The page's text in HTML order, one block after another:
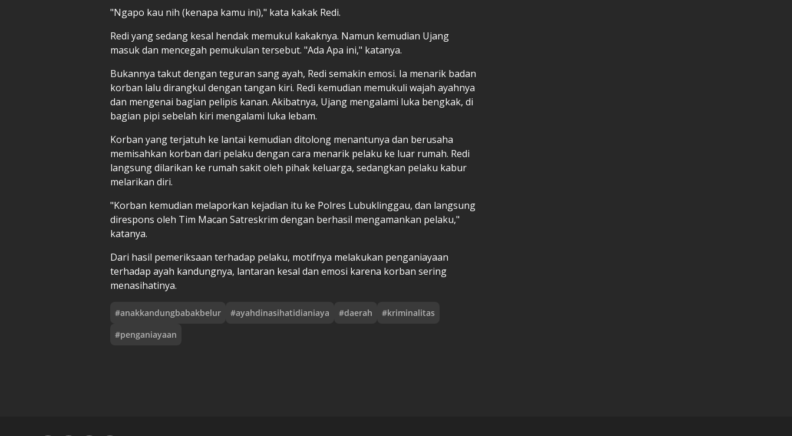
"Ngapo kau nih (kenapa kamu ini)," kata kakak Redi.
Redi yang sedang kesal hendak memukul kakaknya. Namun kemudian Ujang
masuk dan mencegah pemukulan tersebut. "Ada Apa ini," katanya.
Bukannya takut dengan teguran sang ayah, Redi semakin emosi. Ia menarik badan
korban lalu dirangkul dengan tangan kiri. Redi kemudian memukuli wajah ayahnya
dan mengenai bagian pelipis kanan. Akibatnya, Ujang mengalami luka bengkak, di
bagian pipi sebelah kiri mengalami luka lebam.
Korban yang terjatuh ke lantai kemudian ditolong menantunya dan berusaha
memisahkan korban dari pelaku dengan cara menarik pelaku ke luar rumah. Redi
langsung dilarikan ke rumah sakit oleh pihak keluarga, sedangkan pelaku kabur
melarikan diri.
"Korban kemudian melaporkan kejadian itu ke Polres Lubuklinggau, dan langsung
direspons oleh Tim Macan Satreskrim dengan berhasil mengamankan pelaku,"
katanya.
Dari hasil pemeriksaan terhadap pelaku, motifnya melakukan penganiayaan
terhadap ayah kandungnya, lantaran kesal dan emosi karena korban sering
menasihatinya.
#anakkandungbabakbelur #ayahdinasihatidianiaya #daerah #kriminalitas
#penganiayaan